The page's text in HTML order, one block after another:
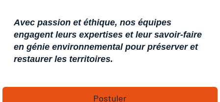
Avec passion et éthique, nos équipes
engagent leurs expertises ​et leur savoir-faire
en génie environnemental pour préserver et
restaurer les territoires.
Postuler